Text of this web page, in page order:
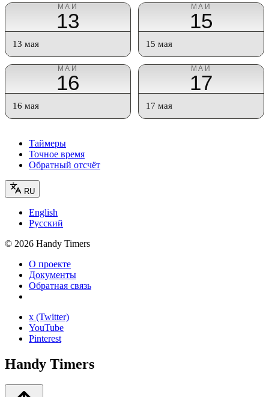
МАЙ
13
13 мая
МАЙ
15
15 мая
МАЙ
16
16 мая
МАЙ
17
17 мая
Таймеры
Точное время
Обратный отсчёт
RU
English
Русский
© 2026 Handy Timers
О проекте
Документы
Обратная связь
x (Twitter)
YouTube
Pinterest
Handy Timers